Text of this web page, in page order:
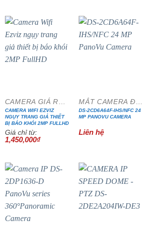
CAMERA GIÁ RẺ ĐẶC BIỆT
CAMERA WIFI EZVIZ
NGỤY TRANG GIẢ THIẾT
BỊ BÁO KHÓI 2MP FULLHD
Giá chỉ từ:
1,450,000₫
MẮT CAMERA ĐẶC CHỦNG
DS-2CD6A64F-IHS/NFC 24
MP PANOVU CAMERA
Liên hệ